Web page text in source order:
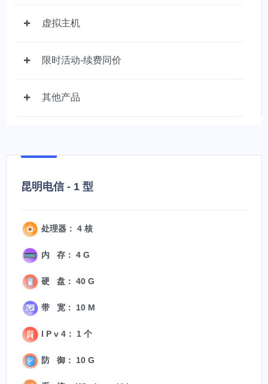
虚拟主机
限时活动-续费同价
其他产品
昆明电信 - 1 型
处理器： 4 核
内 存： 4 G
硬 盘： 40 G
带 宽： 10 M
I P v 4： 1 个
防 御： 10 G